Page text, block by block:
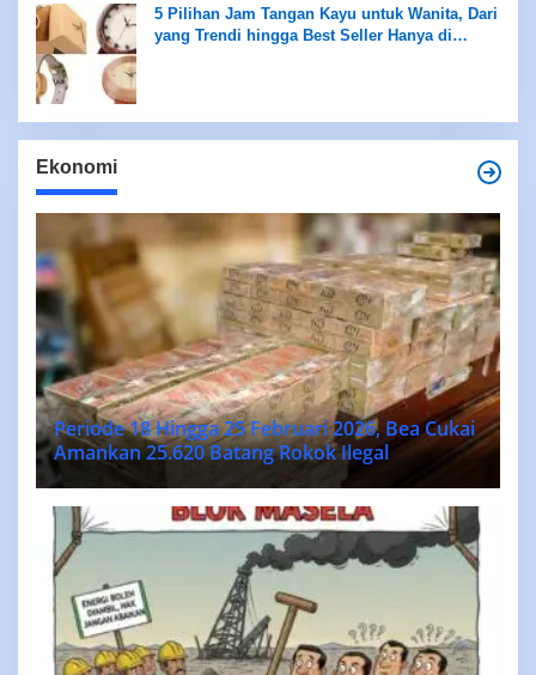
5 Pilihan Jam Tangan Kayu untuk Wanita, Dari
yang Trendi hingga Best Seller Hanya di
Ekonomi
Periode 18 Hingga 25 Februari 2026, Bea Cukai
Amankan 25.620 Batang Rokok Ilegal